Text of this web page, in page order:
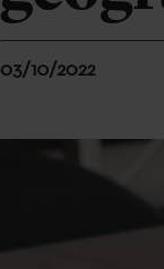
03/10/2022